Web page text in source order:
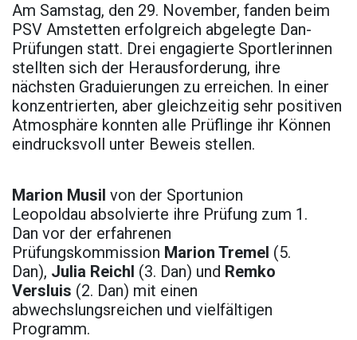
Am Samstag, den 29. November, fanden beim
PSV Amstetten erfolgreich abgelegte Dan-
Prüfungen statt. Drei engagierte Sportlerinnen
stellten sich der Herausforderung, ihre
nächsten Graduierungen zu erreichen. In einer
konzentrierten, aber gleichzeitig sehr positiven
Atmosphäre konnten alle Prüflinge ihr Können
eindrucksvoll unter Beweis stellen.
Marion Musil von der Sportunion
Leopoldau absolvierte ihre Prüfung zum 1.
Dan vor der erfahrenen
Prüfungskommission Marion Tremel (5.
Dan), Julia Reichl (3. Dan) und Remko
Versluis (2. Dan) mit einen
abwechslungsreichen und vielfältigen
Programm.